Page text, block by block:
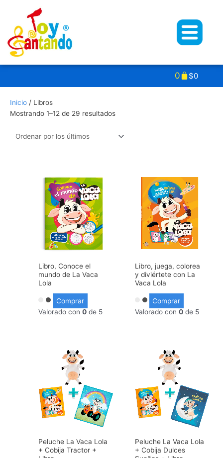
contenido
$0
0
Carrito
Inicio / Libros
Mostrando 1–12 de 29 resultadoslos
Libro, Conoce el
mundo de La Vaca
Lola
Comprar
Valorado con0 de 5
Libro, juega, colorea
y diviértete con La
Vaca Lola
Comprar
Valorado con 0de 5
Peluche La Vaca Lola
+ Cobija Tractor +
Peluche La Vaca Lola
+ Cobija Dulces